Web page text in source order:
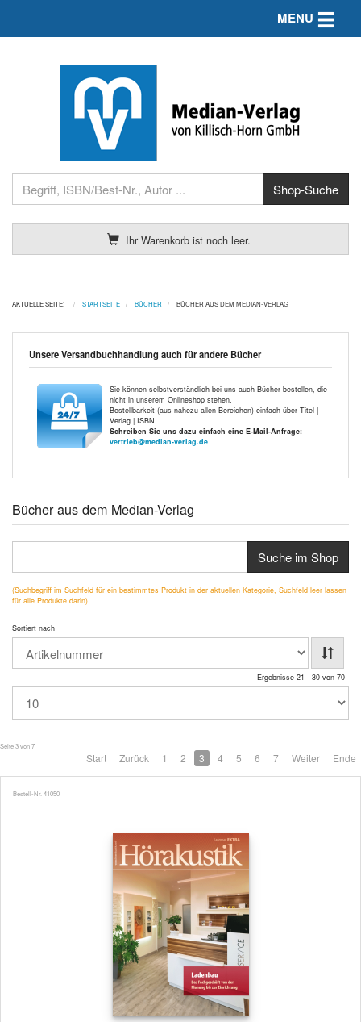
Ihr Warenkorb ist noch leer.
MENU Toggle
AKTUELLE SEITE: STARTSEITE BÜCHER BÜCHER AUS DEM MEDIAN-VERLAG
Unsere Versandbuchhandlung auch für andere Bücher
Sie können selbstverständlich bei uns auch Bücher bestellen, die
nicht in unserem Onlineshop stehen.
Bestellbarkeit (aus nahezu allen Bereichen) einfach über Titel |
Verlag | ISBN
Schreiben Sie uns dazu einfach eine E-Mail-Anfrage:
vertrieb@median-verlag.de
Bücher aus dem Median-Verlag
Suche im Shop
(Suchbegriff im Suchfeld für ein bestimmtes Produkt in der aktuellen Kategorie, Suchfeld leer lassen
für alle Produkte darin)
Sortiert nach
Ergebnisse 21 - 30 von 70
Seite 3 von 7
Start Zurück 1 2 3 4 5 6 7 Weiter Ende
Bestell-Nr. 41050